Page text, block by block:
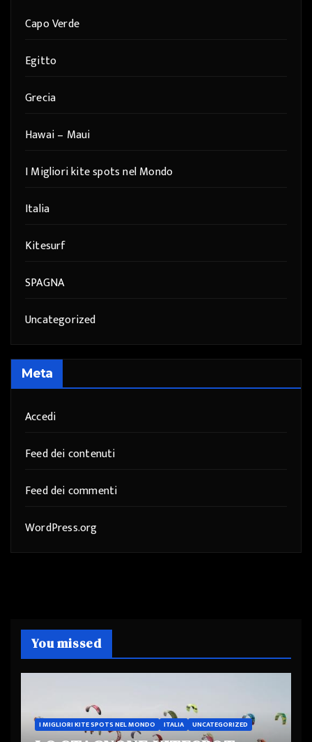
Capo Verde
Egitto
Grecia
Hawai – Maui
I Migliori kite spots nel Mondo
Italia
Kitesurf
SPAGNA
Uncategorized
Meta
Accedi
Feed dei contenuti
Feed dei commenti
WordPress.org
You missed
I MIGLIORI KITE SPOTS NEL MONDO ITALIA UNCATEGORIZED